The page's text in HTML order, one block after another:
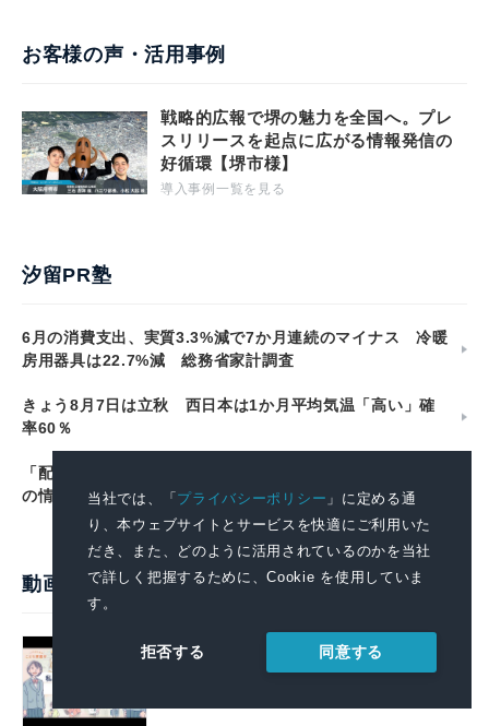
当社では、「プライバシーポリシー 」に定める通
り、本ウェブサイトとサービスを快適にご利用いた
だき、また、どのように活用されているのかを当社
で詳しく把握するために、Cookie を使用していま
す。
拒否する 同意する
お客様の声・活用事例
戦略的広報で堺の魅力を全国へ。プレ
スリリースを起点に広がる情報発信の
好循環【堺市様】
導入事例一覧を見る
汐留PR塾
6月の消費支出、実質3.3%減で7か月連続のマイナス 冷暖
房用器具は22.7%減 総務省家計調査
きょう8月7日は立秋 西日本は1か月平均気温「高い」確
率60％
「配信して終わり」にしないプレスリリース。LLMO時代
の情報設計、3つの視点
動画で見るプレスリリース
政府全体でこども・若者の自殺防止に向
けた取組を強化します